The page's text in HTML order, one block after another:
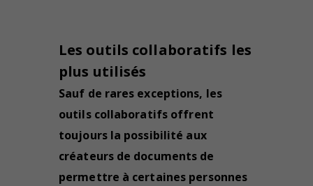
Les outils collaboratifs les
plus utilisés
Sauf de rares exceptions, les
outils collaboratifs offrent
toujours la possibilité aux
créateurs de documents de
permettre à certaines personnes